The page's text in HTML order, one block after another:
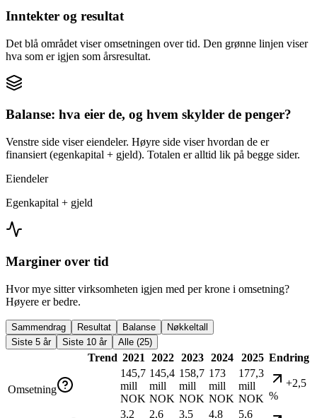
Inntekter og resultat
Det blå området viser omsetningen over tid. Den grønne linjen viser
hva som er igjen som årsresultat.
Balanse: hva eier de, og hvem skylder de penger?
Venstre side viser eiendeler. Høyre side viser hvordan de er
finansiert (egenkapital + gjeld). Totalen er alltid lik på begge sider.
Eiendeler
Egenkapital + gjeld
Marginer over tid
Hvor mye sitter virksomheten igjen med per krone i omsetning?
Høyere er bedre.
Sammendrag Resultat Balanse
Nøkkeltall
Siste 5 år
Siste 10 år Alle (25)
Trend 2021 2022 2023 2024 2025 Endring
Omsetning
145,7
mill
NOK
145,4
mill
NOK
158,7
mill
NOK
173
mill
NOK
177,3
mill
NOK
+2,5
%
3,2
2,6
3,5
4,8
5,6